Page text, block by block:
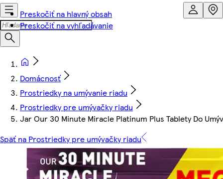
Preskočiť na hlavný obsah
Preskočiť na vyhľadávanie
Domácnosť
Prostriedky na umývanie riadu
Prostriedky pre umývačky riadu
Jar Our 30 Minute Miracle Platinum Plus Tablety Do
Späť na Prostriedky pre umývačky riadu